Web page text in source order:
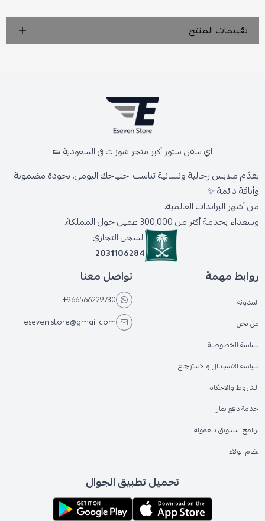
تقييمات المنتج
اي سفن ستور أكبر متجر شوزات في السعودية 👟
يقدّم ملابس رجالية ونسائية تناسب احتياجك اليومي، بجودة مضمونة
وأناقة دائمة ✨
من أشهر البراندات العالمية،
وسعداء بخدمة أكثر من 300,000 عميل حول المملكة.
السجل التجاري
2031106284
روابط مهمة
المدونة
من نحن
سياسة الخصوصية
سياسة الاستبدال والاسترجاع
الشروط والاحكام
خدمة دفع تمارا
برنامج التسويق بالعمولة
نظام الولاء
تواصل معنا
+966566229730
eseven.store@gmail.com
تحميل تطبيق الجوال